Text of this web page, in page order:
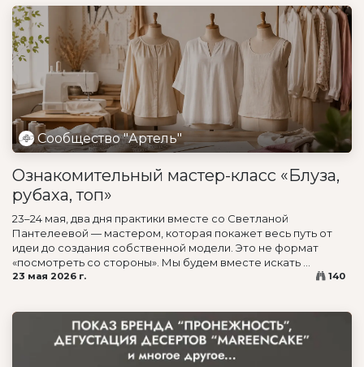
Сообщество "Артель"
Ознакомительный мастер-класс «Блуза,
рубаха, топ»
23–24 мая, два дня практики вместе со Светланой
Пантелеевой — мастером, которая покажет весь путь от
идеи до создания собственной модели. Это не формат
«посмотреть со стороны». Мы будем вместе искать ...
23 мая 2026 г. 140